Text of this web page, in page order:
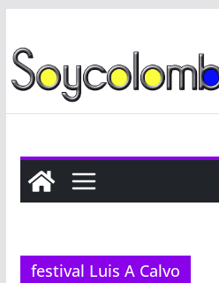
al
contenido
festival Luis A Calvo